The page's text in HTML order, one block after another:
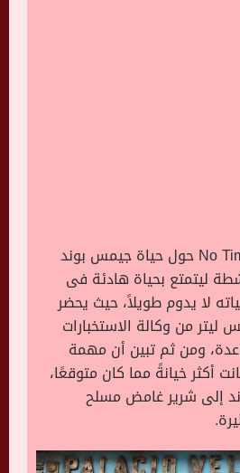
يدور فيلم No Time To Die حول حياة جيمس بوند
ليتمتع بحياة هادئة فى
لا يدوم طويلاً، حيث يحضر
من وكالة الاستخبارات
ومن ثم تبين أن مهمة
أكثر خيانةً مما كان متوقعًا،
إلى شرير غامض مسلح
.